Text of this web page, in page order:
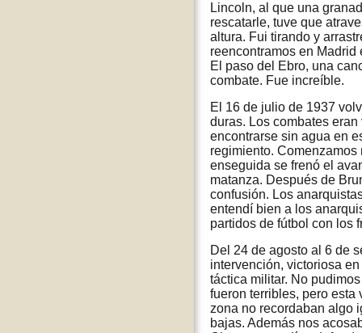
Lincoln, al que una
rescatarle, tuve que
altura. Fui tirando y
reencontramos en Madrid
El paso del Ebro, una
combate. Fue increíble.
El 16 de julio de 1937
duras. Los combates
encontrarse sin agua en
regimiento.
enseguida se frenó el
matanza. Después de
confusión. Los
entendí bien a los
partidos de fútbol con los
Del 24 de agosto al 6 de
intervención, victoriosa
táctica militar. No
fueron terribles, pero esta
zona no recordaban algo
bajas. Además nos